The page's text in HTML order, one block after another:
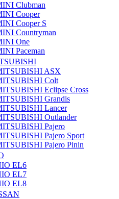
Clubman
Cooper
Cooper S
Countryman
One
Paceman
ASX
Colt
Eclipse Cross
Grandis
Lancer
Outlander
Pajero
Pajero Sport
Pajero Pinin
EL6
EL7
EL8